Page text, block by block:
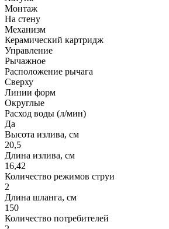
Монтаж
На стену
Механизм
Керамический картридж
Управление
Рычажное
Расположение рычага
Сверху
Линии форм
Округлые
Расход воды (л/мин)
Да
Высота излива, см
20,5
Длина излива, см
16,42
Количество режимов струи
2
Длина шланга, см
150
Количество потребителей